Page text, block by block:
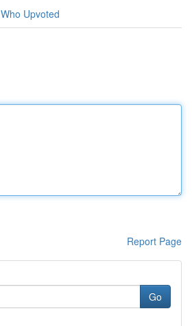
Who Upvoted
Report Page
Go